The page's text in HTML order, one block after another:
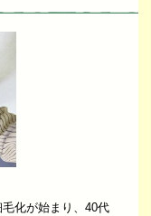
化が始まり、40代